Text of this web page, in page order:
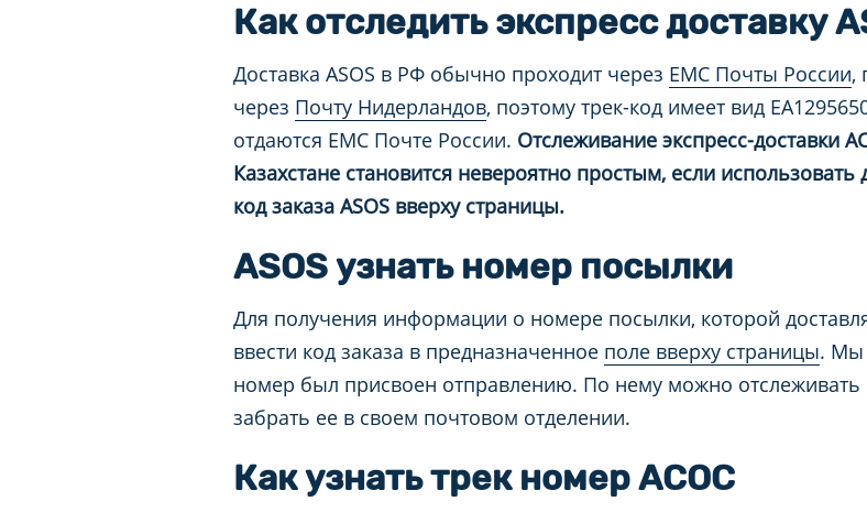
Как отследить экспресс доставку
Доставка ASOS в РФ обычно проходит через ЕМС Почты России,
через Почту Нидерландов, поэтому трек-код имеет вид
отдаются ЕМС Почте России. Отслеживание экспресс-доставки
Казахстане становится невероятно простым, если
код заказа ASOS вверху страницы.
ASOS узнать номер посылки
Для получения информации о номере посылки, которой
ввести код заказа в предназначенное поле вверху страницы. Мы
номер был присвоен отправлению. По нему можно отслеживать
забрать ее в своем почтовом отделении.
Как узнать трек номер АСОС